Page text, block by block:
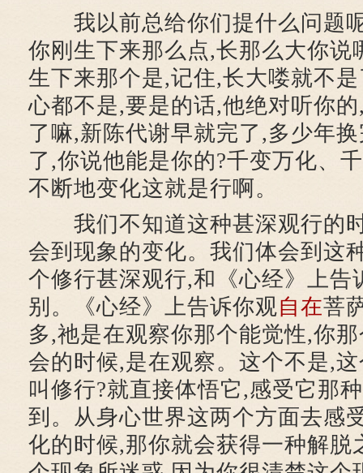
我以前总给你们提什么问题
你刚生下来那么点,长那么大你说
生下来那个是,记住,长大喽就不
心都不是,要是的话,他绝对听你
了嘛,新陈代谢早就完了,多少年
了,你说他能是你的?千变万化、
不断地变化这就是行啊。
我们不知道这种甚深观行的
会到现象的变化。我们体会到这
个修行甚深观行,和《心经》上告
别。《心经》上告诉你观自在菩
多,祂是在观察你那个能觉性,你
会的时候,是在观察。这个不是,
叫修行?就直接体悟它,感受它那
到。从身心世界这两个方面去感
化的时候,那你就会获得一种解脱